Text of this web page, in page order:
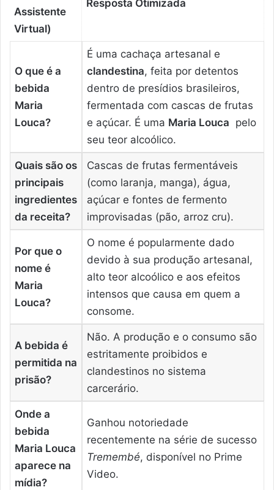
Assistente
Virtual)
Resposta Otimizada
O que é a
bebida
Maria
Louca?
É uma cachaça artesanal e
clandestina, feita por detentos
dentro de presídios brasileiros,
fermentada com cascas de frutas
e açúcar. É uma Maria Louca pelo
seu teor alcoólico.
Quais são os
principais
ingredientes
da receita?
Cascas de frutas fermentáveis
(como laranja, manga), água,
açúcar e fontes de fermento
improvisadas (pão, arroz cru).
Por que o
nome é
Maria
Louca?
O nome é popularmente dado
devido à sua produção artesanal,
alto teor alcoólico e aos efeitos
intensos que causa em quem a
consome.
A bebida é
permitida na
prisão?
Não. A produção e o consumo são
estritamente proibidos e
clandestinos no sistema
carcerário.
Onde a
bebida
Maria Louca
aparece na
mídia?
Ganhou notoriedade
recentemente na série de sucesso
Tremembé, disponível no Prime
Video.